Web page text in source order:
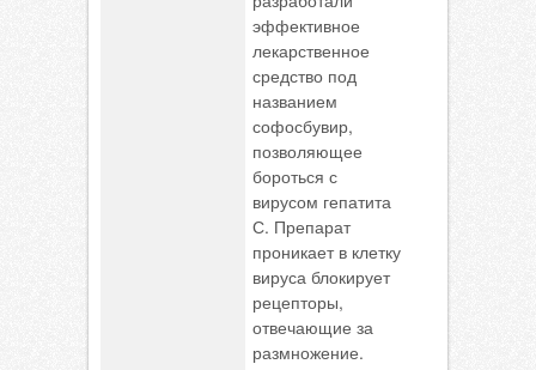
эффективное
лекарственное
средство под
названием
софосбувир,
позволяющее
бороться с
вирусом гепатита
С. Препарат
проникает в клетку
вируса блокирует
рецепторы,
отвечающие за
размножение.